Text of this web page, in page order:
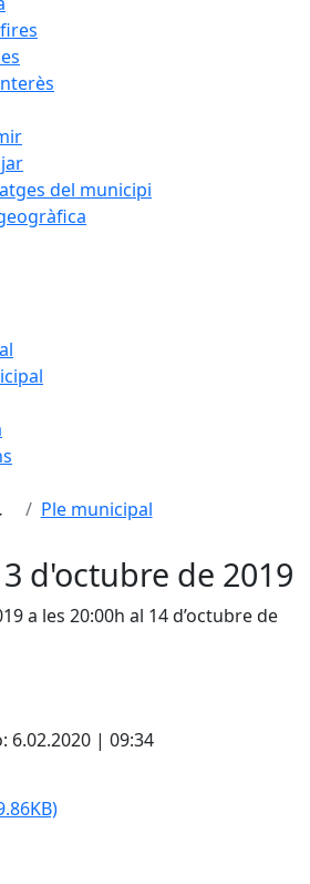
del municipi
Ple municipal
d'octubre de 2019
a les 20:00h al 14 d’octubre de
6.02.2020 | 09:34